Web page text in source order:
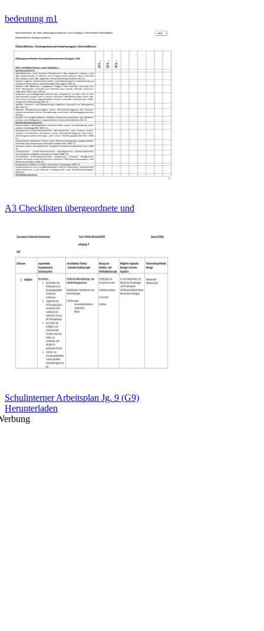
bedeutung m1
A3 Checklisten übergeordnete und
Schulinterner Arbeitsplan Jg. 9 (G9)
Herunterladen